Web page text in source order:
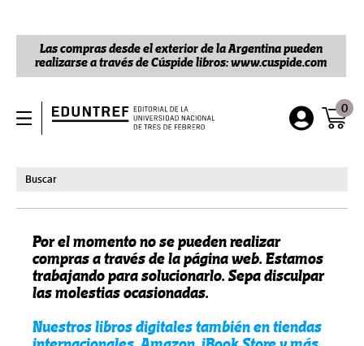
Las compras desde el exterior de la Argentina pueden
realizarse a través de Cúspide libros: www.cuspide.com
0
Por el momento no se pueden realizar
compras a través de la página web. Estamos
trabajando para solucionarlo. Sepa disculpar
las molestias ocasionadas.
Nuestros libros digitales también en tiendas